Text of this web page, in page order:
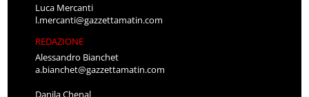
Luca Mercanti
l.mercanti@gazzettamatin.com
REDAZIONE
Alessandro Bianchet
a.bianchet@gazzettamatin.com
Danila Chenal